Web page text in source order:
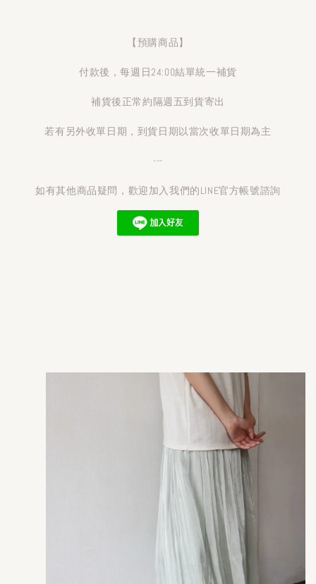
【預購商品】
付款後，每週日24:00結單統一補貨
補貨後正常約隔週五到貨寄出
若有另外收單日期，到貨日期以當次收單日期為主
---
如有其他商品疑問，歡迎加入我們的LINE官方帳號諮詢